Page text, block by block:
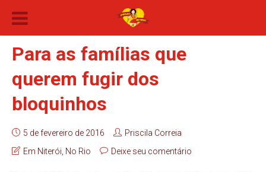
Para as famílias que
querem fugir dos
bloquinhos
5 de fevereiro de 2016
Priscila Correia
Em Niterói No Rio Deixe seu comentário